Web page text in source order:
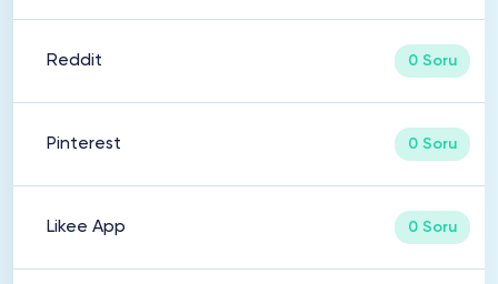
Reddit 0 Soru
Pinterest 0 Soru
Likee App 0 Soru